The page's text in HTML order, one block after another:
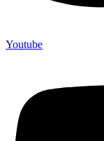
Youtube